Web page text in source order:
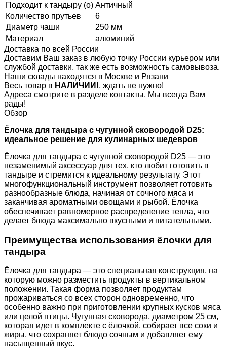
Подходит к тандыру (о) Античный
Количество прутьев
6
Диаметр чаши
250 мм
Материал
алюминий
Доставка по всей России
Доставим Ваш заказ в любую точку России курьером или
службой доставки, так же есть возможность самовывоза.
Наши склады находятся в Москве и Рязани
Весь товар в НАЛИЧИИ!, ждать не нужно!
Адреса смотрите в разделе контакты. Мы всегда Вам
рады!
Обзор
Ёлочка для тандыра с чугунной сковородой D25:
идеальное решение для кулинарных шедевров
Ёлочка для тандыра с чугунной сковородой D25 — это
незаменимый аксессуар для тех, кто любит готовить в
тандыре и стремится к идеальному результату. Этот
многофункциональный инструмент позволяет готовить
разнообразные блюда, начиная от сочного мяса и
заканчивая ароматными овощами и рыбой. Ёлочка
обеспечивает равномерное распределение тепла, что
делает блюда максимально вкусными и питательными.
Преимущества использования ёлочки для
тандыра
Ёлочка для тандыра — это специальная конструкция, на
которую можно разместить продукты в вертикальном
положении. Такая форма позволяет продуктам
прожариваться со всех сторон одновременно, что
особенно важно при приготовлении крупных кусков мяса
или целой птицы. Чугунная сковорода, диаметром 25 см,
которая идет в комплекте с ёлочкой, собирает все соки и
жиры, что сохраняет блюдо сочным и добавляет ему
насыщенный вкус.